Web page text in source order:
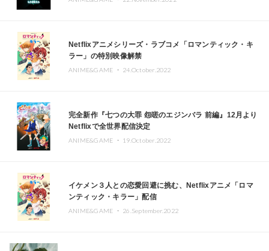
Netflixアニメシリーズ・ラブコメ「ロマンティック・キ
ラー」の特別映像解禁
ANIME&GAME ・ 24.October.2022
完全新作『七つの大罪 怨嗟のエジンバラ 前編』12月より
Netflixで全世界配信決定
ANIME&GAME ・ 19.October.2022
イケメン３人との恋愛回避に挑む、Netflixアニメ「ロマ
ンティック・キラー」配信
ANIME&GAME ・ 26.September.2022